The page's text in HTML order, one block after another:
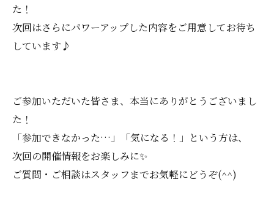
た！
次回はさらにパワーアップした内容をご用意してお待ち
しています♪
ご参加いただいた皆さま、本当にありがとうございまし
た！
「参加できなかった…」「気になる！」という方は、
次回の開催情報をお楽しみに✨
ご質問・ご相談はスタッフまでお気軽にどうぞ(^^)